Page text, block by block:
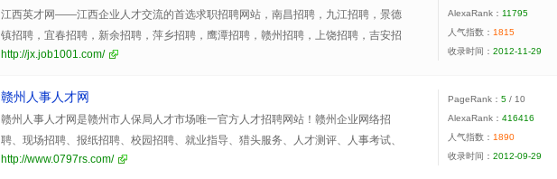
江西英才网——江西企业人才交流的首选求职招聘网站，南昌招聘，九江招聘，景德
镇招聘，宜春招聘，新余招聘，萍乡招聘，鹰潭招聘，赣州招聘，上饶招聘，吉安招
聘，抚州招聘，江西招聘。
http://jx.job1001.com/
AlexaRank： 11795
人气指数： 1815
收录时间： 2012-11-29
赣州人事人才网
赣州人事人才网是赣州市人保局人才市场唯一官方人才招聘网站！赣州企业网络招
聘、现场招聘、报纸招聘、校园招聘、就业指导、猎头服务、人才测评、人事考试、
等服务，首选赣州人才网求职招聘平台。
http://www.0797rs.com/
PageRank： 5 / 10
AlexaRank： 416416
人气指数： 1890
收录时间： 2012-09-29